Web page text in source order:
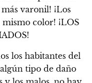
varonil! ¡Los
color! ¡LOS
los habitantes del
tipo de daño